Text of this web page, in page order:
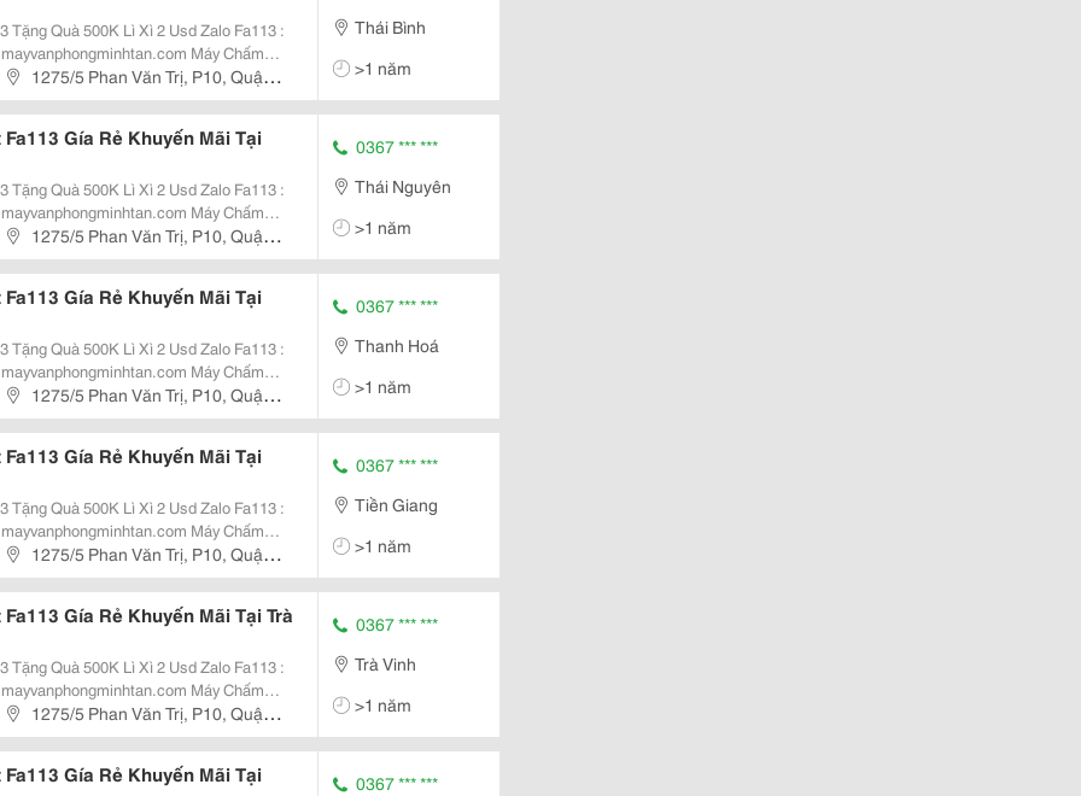
500K Lì Xì 2 Usd Zalo Fa113 :
Máy Chấm
Vân Tay Máy Chấm Công
Đến...
1275/5 Phan Văn Trị, P10, Quận
Thái Bình
>1 năm
Gía Rẻ Khuyến Mãi Tại
500K Lì Xì 2 Usd Zalo Fa113 :
Máy Chấm
Vân Tay Máy Chấm Công
Đến...
1275/5 Phan Văn Trị, P10, Quận
0367 *** ***
Thái Nguyên
>1 năm
Gía Rẻ Khuyến Mãi Tại
500K Lì Xì 2 Usd Zalo Fa113 :
Máy Chấm
Vân Tay Máy Chấm Công
Đến...
1275/5 Phan Văn Trị, P10, Quận
0367 *** ***
Thanh Hoá
>1 năm
Gía Rẻ Khuyến Mãi Tại
500K Lì Xì 2 Usd Zalo Fa113 :
Máy Chấm
Vân Tay Máy Chấm Công
Đến...
1275/5 Phan Văn Trị, P10, Quận
0367 *** ***
Tiền Giang
>1 năm
Gía Rẻ Khuyến Mãi Tại Trà
500K Lì Xì 2 Usd Zalo Fa113 :
Máy Chấm
Vân Tay Máy Chấm Công
Đến...
1275/5 Phan Văn Trị, P10, Quận
0367 *** ***
Trà Vinh
>1 năm
Gía Rẻ Khuyến Mãi Tại
0367 *** ***